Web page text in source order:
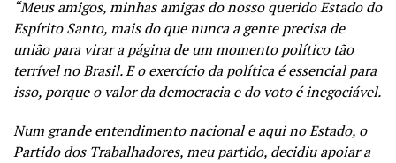
“Meus amigos, minhas amigas do nosso querido Estado do
Espírito Santo, mais do que nunca a gente precisa de
união para virar a página de um momento político tão
terrível no Brasil. E o exercício da política é essencial para
isso, porque o valor da democracia e do voto é inegociável.
Num grande entendimento nacional e aqui no Estado, o
Partido dos Trabalhadores, meu partido, decidiu apoiar a